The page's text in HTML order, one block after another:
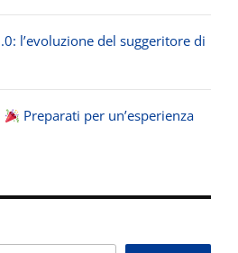
l’evoluzione del suggeritore di
Preparati per un’esperienza